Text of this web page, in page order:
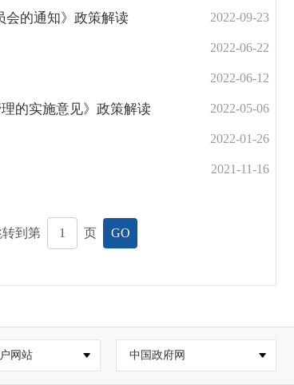
会的通知》政策解读 2022-09-23
2022-06-22
2022-06-12
的实施意见》政策解读 2022-05-06
2022-01-26
2021-11-16
到第 页 GO
网站 中国政府网